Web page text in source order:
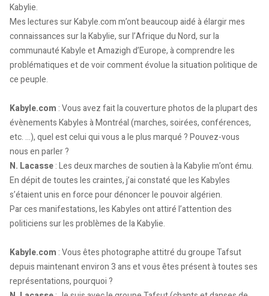
Kabylie.
Mes lectures sur Kabyle.com m’ont beaucoup aidé à élargir mes
connaissances sur la Kabylie, sur l’Afrique du Nord, sur la
communauté Kabyle et Amazigh d’Europe, à comprendre les
problématiques et de voir comment évolue la situation politique de
ce peuple.
Kabyle.com : Vous avez fait la couverture photos de la plupart des
évènements Kabyles à Montréal (marches, soirées, conférences,
etc. ...), quel est celui qui vous a le plus marqué ? Pouvez-vous
nous en parler ?
N. Lacasse: Les deux marches de soutien à la Kabylie m’ont ému.
En dépit de toutes les craintes, j’ai constaté que les Kabyles
s’étaient unis en force pour dénoncer le pouvoir algérien.
Par ces manifestations, les Kabyles ont attiré l’attention des
politiciens sur les problèmes de la Kabylie.
Kabyle.com : Vous êtes photographe attitré du groupe Tafsut
depuis maintenant environ 3 ans et vous êtes présent à toutes ses
représentations, pourquoi ?